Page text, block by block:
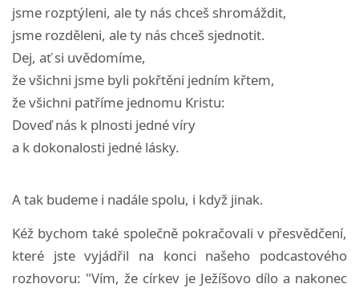
jsme rozptýleni, ale ty nás chceš shromáždit,
jsme rozděleni, ale ty nás chceš sjednotit.
Dej, ať si uvědomíme,
že všichni jsme byli pokřtěni jedním křtem,
že všichni patříme jednomu Kristu:
Doveď nás k plnosti jedné víry
a k dokonalosti jedné lásky.
A tak budeme i nadále spolu, i když jinak.
Kéž bychom také společně pokračovali v přesvědčení,
které jste vyjádřil na konci našeho podcastového
rozhovoru: "Vím, že církev je Ježíšovo dílo a nakonec